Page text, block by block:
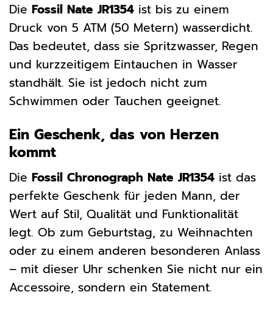
Die Fossil Nate JR1354 ist bis zu einem
Druck von 5 ATM (50 Metern) wasserdicht.
Das bedeutet, dass sie Spritzwasser, Regen
und kurzzeitigem Eintauchen in Wasser
standhält. Sie ist jedoch nicht zum
Schwimmen oder Tauchen geeignet.
Ein Geschenk, das von Herzen
kommt
Die Fossil Chronograph Nate JR1354 ist das
perfekte Geschenk für jeden Mann, der
Wert auf Stil, Qualität und Funktionalität
legt. Ob zum Geburtstag, zu Weihnachten
oder zu einem anderen besonderen Anlass
– mit dieser Uhr schenken Sie nicht nur ein
Accessoire, sondern ein Statement.